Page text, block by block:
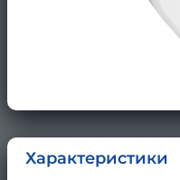
Характеристики